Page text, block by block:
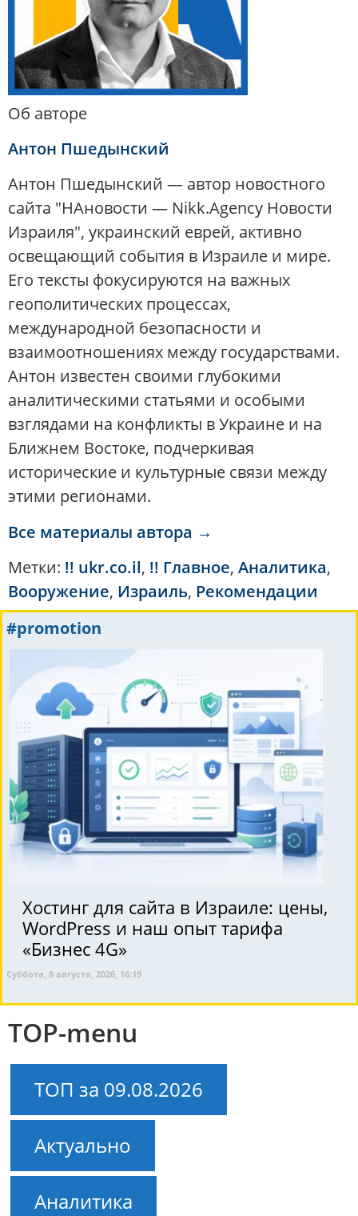
Об авторе
Антон Пшедынский
Антон Пшедынский — автор новостного
сайта "НАновости — Nikk.Agency Новости
Израиля", украинский еврей, активно
освещающий события в Израиле и мире.
Его тексты фокусируются на важных
геополитических процессах,
международной безопасности и
взаимоотношениях между государствами.
Антон известен своими глубокими
аналитическими статьями и особыми
взглядами на конфликты в Украине и на
Ближнем Востоке, подчеркивая
исторические и культурные связи между
этими регионами.
Все материалы автора →
Метки: !! ukr.co.il, !! Главное, Аналитика,
Вооружение, Израиль, Рекомендации
#promotion
Хостинг для сайта в Израиле: цены,
WordPress и наш опыт тарифа
«Бизнес 4G»
Суббота, 8 августа, 2026, 16:19
TOP-menu
ТОП за 09.08.2026
Актуально
Аналитика